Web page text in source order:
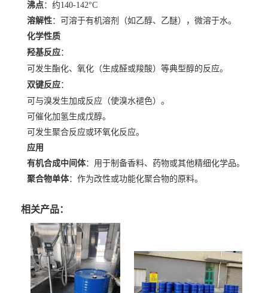
沸点：约140-142°C
溶解性：可溶于有机溶剂（如乙醇、乙醚），微溶于水。
化学性质
羟基反应：
可发生酯化、氧化（生成醛或羧酸）等典型醇的反应。
双键反应：
可与溴发生加成反应（使溴水褪色）。
可催化加氢生成戊醇。
可发生聚合反应或环氧化反应。
应用
有机合成中间体：用于制备香料、药物或其他精细化学品。
聚合物单体：作为改性或功能化聚合物的原料。
相关产品：